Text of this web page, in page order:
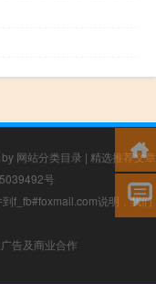
网站分类目录 | 精选推荐文章
号
f_fb#foxmail.com说明，我们
告及商业合作